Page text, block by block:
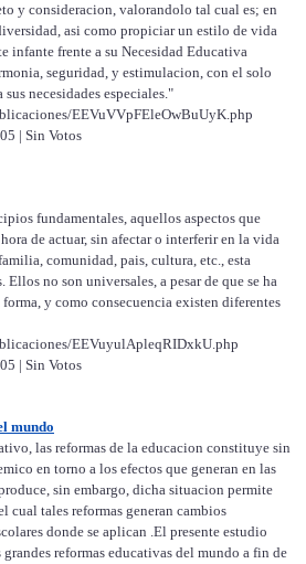
y consideracion, valorandolo tal cual es; en
asi como propiciar un estilo de vida
infante frente a su Necesidad Educativa
seguridad, y estimulacion, con el solo
necesidades especiales."
EEVuVVpFEleOwBuUyK.php
| Sin Votos
fundamentales, aquellos aspectos que
de actuar, sin afectar o interferir en la vida
comunidad, pais, cultura, etc., esta
no son universales, a pesar de que se ha
y como consecuencia existen diferentes
EEVuyulApleqRIDxkU.php
| Sin Votos
mundo
las reformas de la educacion constituye sin
en torno a los efectos que generan en las
sin embargo, dicha situacion permite
cual tales reformas generan cambios
donde se aplican .El presente estudio
reformas educativas del mundo a fin de